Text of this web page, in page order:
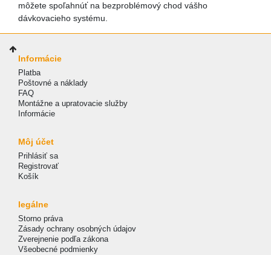
môžete spoľahnúť na bezproblémový chod vášho
dávkovacieho systému.
Informácie
Platba
Poštovné a náklady
FAQ
Montážne a upratovacie služby
Informácie
Môj účet
Prihlásiť sa
Registrovať
Košík
legálne
Storno práva
Zásady ochrany osobných údajov
Zverejnenie podľa zákona
Všeobecné podmienky